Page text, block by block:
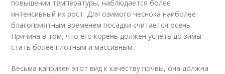
повышении температуры, наблюдается более
интенсивный их рост. Для озимого чеснока наиболее
благоприятным временем посадки считается осень.
Причина в том, что его корень должен успеть до зимы
стать более плотным и массивным.
Весьма капризен этот вид к качеству почвы, она должна